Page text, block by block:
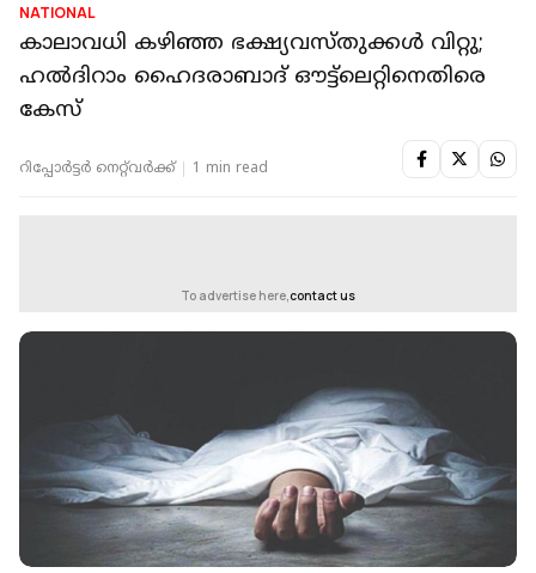
NATIONAL
കാലാവധി കഴിഞ്ഞ ഭക്ഷ്യവസ്തുക്കള്‍ വിറ്റു;
ഹല്‍ദിറാം ഹൈദരാബാദ് ഔട്ട്‌ലെറ്റിനെതിരെ
കേസ്
റിപ്പോർട്ടർ നെറ്റ്‌വര്‍ക്ക്‌ 1 min read
To advertise here, contact us